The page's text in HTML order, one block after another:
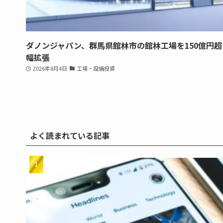
ダノンジャパン、群馬県館林市の館林工場を150億円
幅拡張
2026年8月4日 工場・設備投資
よく読まれている記事